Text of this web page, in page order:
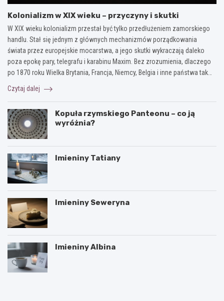
Kolonializm w XIX wieku – przyczyny i skutki
W XIX wieku kolonializm przestał być tylko przedłużeniem zamorskiego
handlu. Stał się jednym z głównych mechanizmów porządkowania
świata przez europejskie mocarstwa, a jego skutki wykraczają daleko
poza epokę pary, telegrafu i karabinu Maxim. Bez zrozumienia, dlaczego
po 1870 roku Wielka Brytania, Francja, Niemcy, Belgia i inne państwa tak…
Czytaj dalej
Kopuła rzymskiego Panteonu – co ją
wyróżnia?
Imieniny Tatiany
Imieniny Seweryna
Imieniny Albina